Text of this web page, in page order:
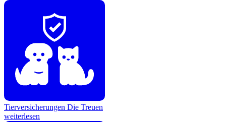
Tierversicherungen Die Treuen
weiterlesen